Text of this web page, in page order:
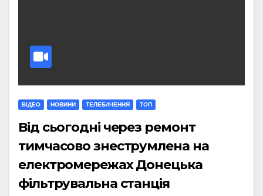
ВІДЕО НОВИНИ ТЕЛЕБАЧЕННЯ ТОП
Від сьогодні через ремонт
тимчасово знеструмлена на
електромережах Донецька
фільтрувальна станція